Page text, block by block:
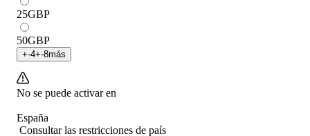
25GBP
50GBP
+-4+-8más
No se puede activar en
España
Consultar las restricciones de país